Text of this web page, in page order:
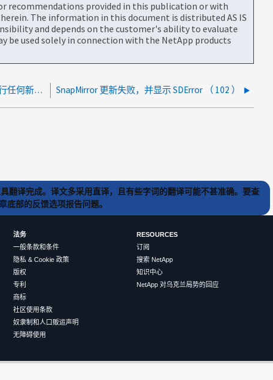
recommendations provided in this publication or with
The information in this document is distributed AS IS
and depends on the customer's ability to evaluate
used solely in connection with the NetApp products
SnapCenter验证作业永远不会完成、也不会运行任何新作业 SnapMirror 更新失败，并显示 SDError （ 102 ）
翻译完成。译文多采用直译，且有些字词的翻译可能不甚准确。要查
部的反馈选项报告问题。
法务
一般条款和条件
隐私 & Cookie 政策
版权
专利
商标
社区使用条款
奴隶制和人口贩运声明
无障碍使用
RESOURCES
订阅
搜索 NetApp
知识中心
NetApp 对乌克兰局势的回应